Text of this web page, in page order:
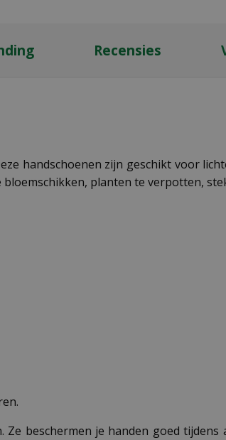
Recensies
handschoenen zijn geschikt voor
planten te verpotten,
beschermen je handen goed